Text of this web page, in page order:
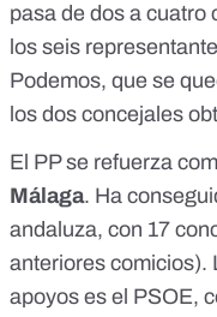
pasa de dos a cuatro
los seis
Podemos, que se
los dos concejales
El PP se refuerza
Málaga. Ha
andaluza, con 17
anteriores comicios).
apoyos es el PSOE,